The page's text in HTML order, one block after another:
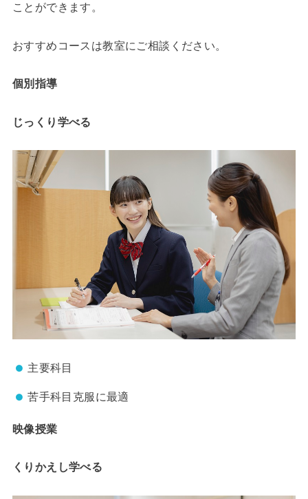
ことができます。
おすすめコースは教室にご相談ください。
個別指導
じっくり学べる
主要科目
苦手科目克服に最適
映像授業
くりかえし学べる